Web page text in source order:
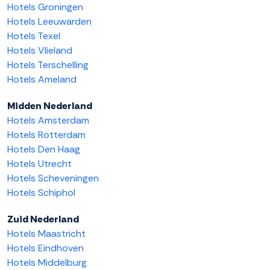
Hotels Groningen
Hotels Leeuwarden
Hotels Texel
Hotels Vlieland
Hotels Terschelling
Hotels Ameland
Midden Nederland
Hotels Amsterdam
Hotels Rotterdam
Hotels Den Haag
Hotels Utrecht
Hotels Scheveningen
Hotels Schiphol
Zuid Nederland
Hotels Maastricht
Hotels Eindhoven
Hotels Middelburg